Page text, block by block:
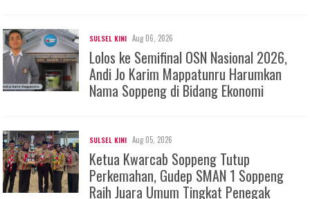
SULSEL KINI Aug 06, 2026
Lolos ke Semifinal OSN Nasional 2026,
Andi Jo Karim Mappatunru Harumkan
Nama Soppeng di Bidang Ekonomi
SULSEL KINI Aug 05, 2026
Ketua Kwarcab Soppeng Tutup
Perkemahan, Gudep SMAN 1 Soppeng
Raih Juara Umum Tingkat Penegak